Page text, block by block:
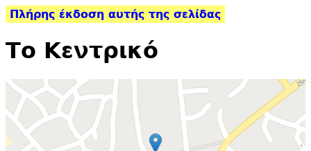
Πλήρης έκδοση αυτής της σελίδας
Το Κεντρικό